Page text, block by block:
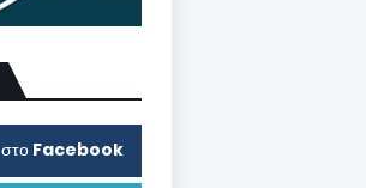
στο Facebook